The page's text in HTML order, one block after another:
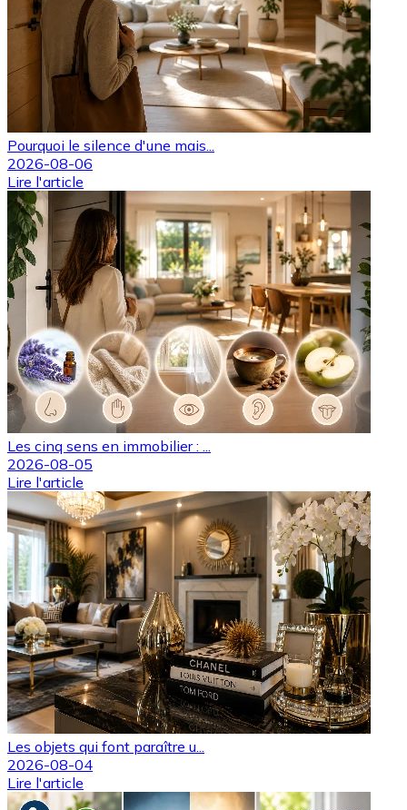
Pourquoi le silence d'une mais...
2026-08-06
Lire l'article
Les cinq sens en immobilier : ...
2026-08-05
Lire l'article
Les objets qui font paraître u...
2026-08-04
Lire l'article